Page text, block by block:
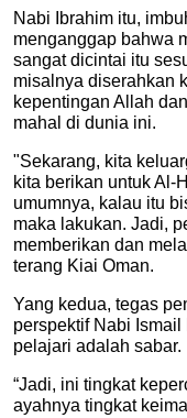
Nabi Ibrahim itu,
menganggap bahwa
sangat dicintai itu
misalnya diserahkan
kepentingan Allah
mahal di dunia ini.
"Sekarang, kita
kita berikan untuk Al-
umumnya, kalau itu
maka lakukan. Jadi,
memberikan dan
terang Kiai Oman.
Yang kedua, tegas
perspektif Nabi
pelajari adalah sabar.
“Jadi, ini tingkat
ayahnya tingkat